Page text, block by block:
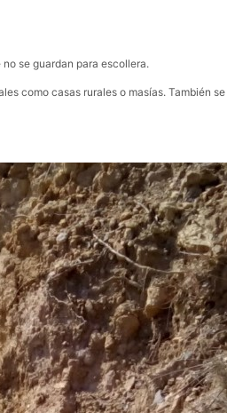
se guardan para escollera.
como casas rurales o masías. También